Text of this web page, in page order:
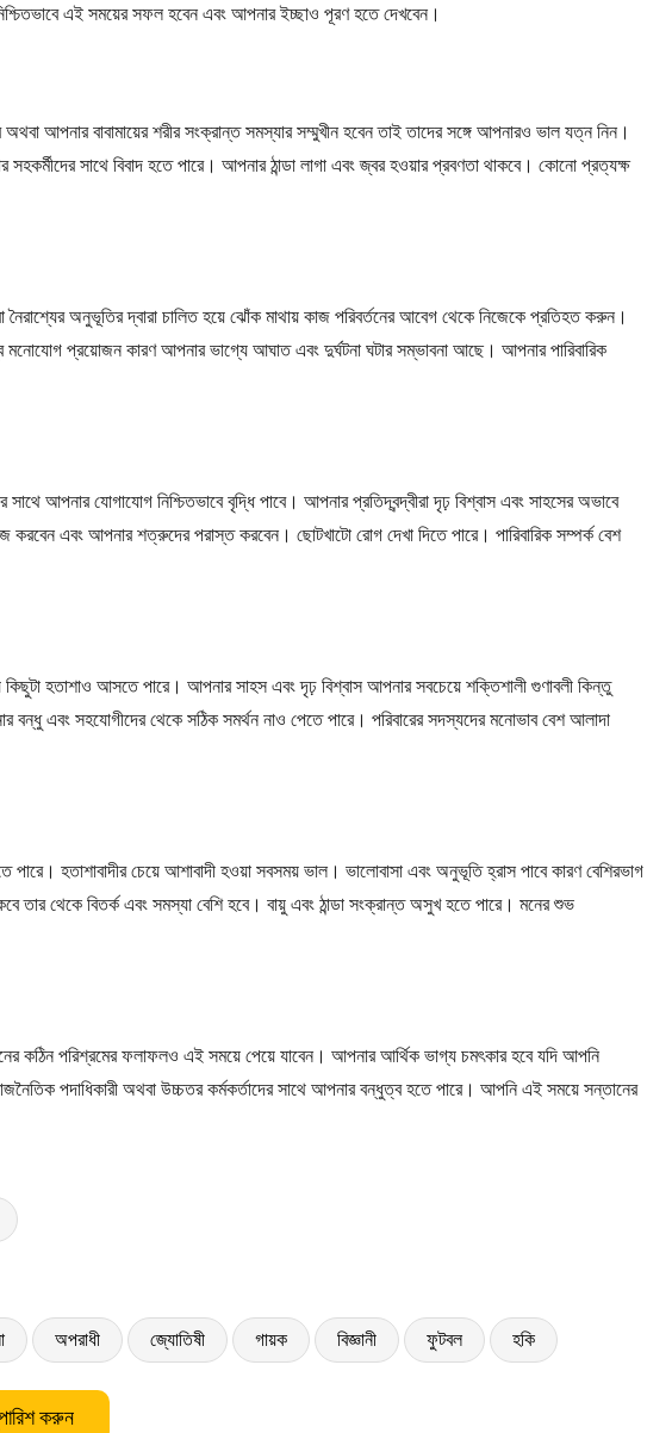
এই সময়ের সফল হবেন এবং আপনার ইচ্ছাও পূরণ হতে দেখবেন।
বাবামায়ের শরীর সংক্রান্ত সমস্যার সম্মুখীন হবেন তাই তাদের সঙ্গে আপনারও ভাল যত্ন নিন।
সাথে বিবাদ হতে পারে। আপনার ঠান্ডা লাগা এবং জ্বর হওয়ার প্রবণতা থাকবে। কোনো প্রত্যক্ষ
অনুভূতির দ্বারা চালিত হয়ে ঝোঁক মাথায় কাজ পরিবর্তনের আবেগ থেকে নিজেকে প্রতিহত করুন।
প্রয়োজন কারণ আপনার ভাগ্যে আঘাত এবং দুর্ঘটনা ঘটার সম্ভাবনা আছে। আপনার পারিবারিক
আপনার যোগাযোগ নিশ্চিতভাবে বৃদ্ধি পাবে। আপনার প্রতিদ্বন্দ্বীরা দৃঢ় বিশ্বাস এবং সাহসের অভাবে
এবং আপনার শত্রুদের পরাস্ত করবেন। ছোটখাটো রোগ দেখা দিতে পারে। পারিবারিক সম্পর্ক বেশ
হতাশাও আসতে পারে। আপনার সাহস এবং দৃঢ় বিশ্বাস আপনার সবচেয়ে শক্তিশালী গুণাবলী কিন্তু
এবং সহযোগীদের থেকে সঠিক সমর্থন নাও পেতে পারে। পরিবারের সদস্যদের মনোভাব বেশ আলাদা
হতাশাবাদীর চেয়ে আশাবাদী হওয়া সবসময় ভাল। ভালোবাসা এবং অনুভূতি হ্রাস পাবে কারণ বেশিরভাগ
থেকে বিতর্ক এবং সমস্যা বেশি হবে। বায়ু এবং ঠান্ডা সংক্রান্ত অসুখ হতে পারে। মনের শুভ
কঠিন পরিশ্রমের ফলাফলও এই সময়ে পেয়ে যাবেন। আপনার আর্থিক ভাগ্য চমৎকার হবে যদি আপনি
পদাধিকারী অথবা উচ্চতর কর্মকর্তাদের সাথে আপনার বন্ধুত্ব হতে পারে। আপনি এই সময়ে সন্তানের
অপরাধী জ্যোতিষী গায়ক বিজ্ঞানী ফুটবল হকি
করুন